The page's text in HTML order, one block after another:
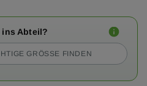
ins Abteil?
GRÖSSE FINDEN